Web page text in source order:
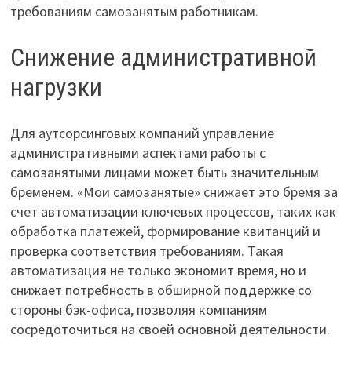
требованиям самозанятым работникам.
Снижение административной
нагрузки
Для аутсорсинговых компаний управление
административными аспектами работы с
самозанятыми лицами может быть значительным
бременем. «Мои самозанятые» снижает это бремя за
счет автоматизации ключевых процессов, таких как
обработка платежей, формирование квитанций и
проверка соответствия требованиям. Такая
автоматизация не только экономит время, но и
снижает потребность в обширной поддержке со
стороны бэк-офиса, позволяя компаниям
сосредоточиться на своей основной деятельности.